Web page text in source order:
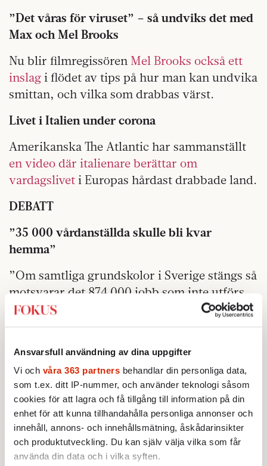
Ansvarsfull användning av dina uppgifter
Vi och våra 363 partners behandlar din personliga data,
som t.ex. ditt IP-nummer, och använder teknologi såsom
cookies för att lagra och få tillgång till information på din
enhet för att kunna tillhandahålla personliga annonser och
innehåll, annons- och innehållsmätning, åskådarinsikter
och produktutveckling. Du kan själv välja vilka som får
använda din data och i vilka syften.
”Det våras för viruset” – så undviks det med
Max och Mel Brooks
Nu blir filmregissörenMel Brooks också ett
inslag i flödet av tips på hur man kan undvika
smittan, och vilka som drabbas värst.
Livet i Italien under corona
Amerikanska The Atlantic har sammanställt
en video där italienare berättar om
vardagslivet i Europas hårdast drabbade land.
DEBATT
”35 000 vårdanställda skulle bli kvar
hemma”
”Om samtliga grundskolor i Sverige stängs så
motsvarar det 874 000 jobb som inte utförs,
varav cirka 35 000 inom vården.
Beräkningarna gäller endast grundskolor och
barnomsorgen”. Detskriver forskarna Carl
Nordlund och Karl Wennberg på DN Debatt.
De har gjort en snabbanalys som visar att en
stängning av grundskolan skulle slå mycket
hårt.
”Rädda kaféägaren hemifrån”